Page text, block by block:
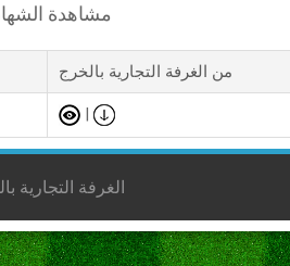
مشاهدة
من الغرفة التجارية بالخرج
|
الغرفة التجارية